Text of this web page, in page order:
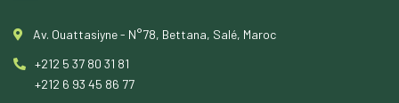
Av. Ouattasiyne - N°78, Bettana, Salé, Maroc
+212 5 37 80 31 81
+212 6 93 45 86 77